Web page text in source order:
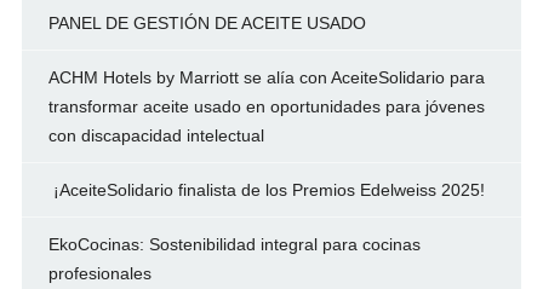
PANEL DE GESTIÓN DE ACEITE USADO
ACHM Hotels by Marriott se alía con AceiteSolidario para
transformar aceite usado en oportunidades para jóvenes
con discapacidad intelectual
¡AceiteSolidario finalista de los Premios Edelweiss 2025!
EkoCocinas: Sostenibilidad integral para cocinas
profesionales